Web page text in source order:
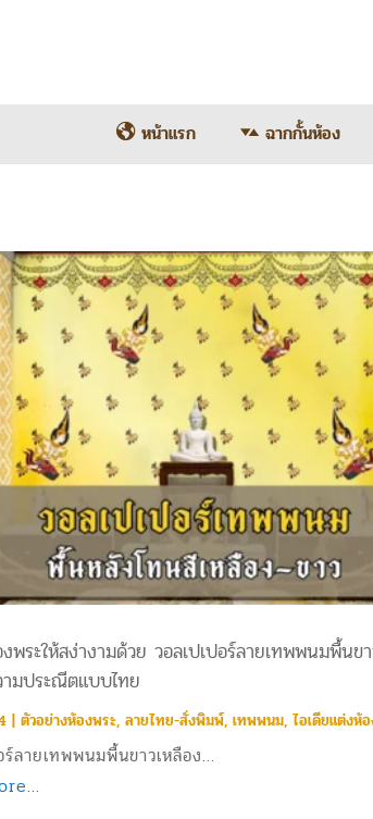
หน้าแรก ฉากกั้นห้อง
พระให้สง่างามด้วย วอลเปเปอร์ลายเทพพนมพื้นข
มประณีตแบบไทย
| ตัวอย่างห้องพระ, ลายไทย-สั่งพิมพ์, เทพพนม, ไอเดียแต่งห้
ร์ลายเทพพนมพื้นขาวเหลือง...